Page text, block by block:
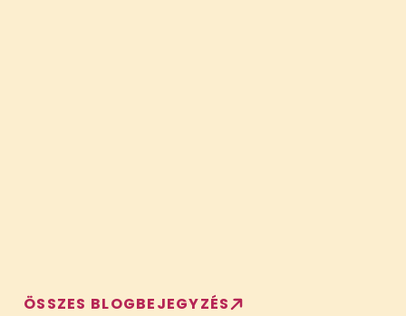
ÖSSZES BLOGBEJEGYZÉS